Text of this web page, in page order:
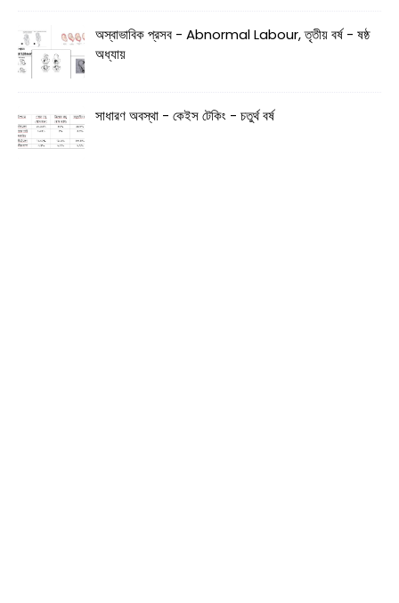
অস্বাভাবিক প্রসব - Abnormal Labour, তৃতীয় বর্ষ - ষষ্ঠ
অধ্যায়
সাধারণ অবস্থা - কেইস টেকিং - চতুর্থ বর্ষ